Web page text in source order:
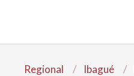
Regional Ibagué